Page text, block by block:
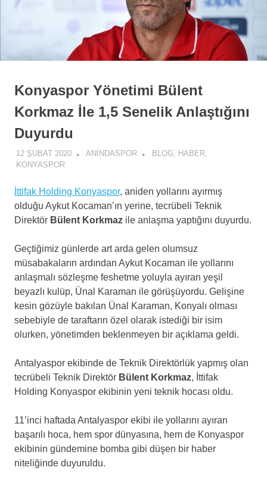
Konyaspor Yönetimi Bülent
Korkmaz İle 1,5 Senelik Anlaştığını
Duyurdu
12 ŞUBAT 2020 ANINDASPOR BLOG, HABER,
KONYASPOR
İttifak Holding Konyaspor, aniden yollarını ayırmış
olduğu Aykut Kocaman’ın yerine, tecrübeli Teknik
Direktör Bülent Korkmaz ile anlaşma yaptığını duyurdu.
Geçtiğimiz günlerde art arda gelen olumsuz
müsabakaların ardından Aykut Kocaman ile yollarını
anlaşmalı sözleşme feshetme yoluyla ayıran yeşil
beyazlı kulüp, Ünal Karaman ile görüşüyordu. Gelişine
kesin gözüyle bakılan Ünal Karaman, Konyalı olması
sebebiyle de taraftarın özel olarak istediği bir isim
olurken, yönetimden beklenmeyen bir açıklama geldi.
Antalyaspor ekibinde de Teknik Direktörlük yapmış olan
tecrübeli Teknik Direktör Bülent Korkmaz, İttifak
Holding Konyaspor ekibinin yeni teknik hocası oldu.
11’inci haftada Antalyaspor ekibi ile yollarını ayıran
başarılı hoca, hem spor dünyasına, hem de Konyaspor
ekibinin gündemine bomba gibi düşen bir haber
niteliğinde duyuruldu.